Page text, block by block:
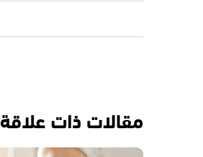
مقالات ذات علاقة